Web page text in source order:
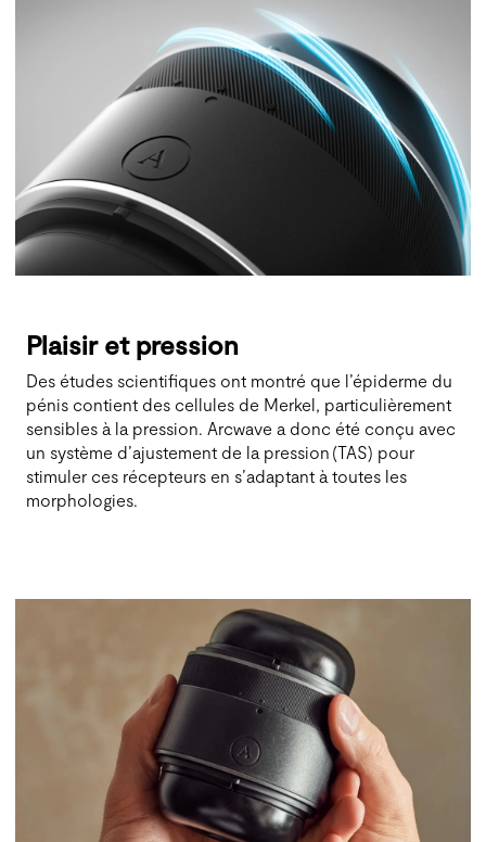
Plaisir et pression
Des études scientifiques ont montré que l’épiderme du
pénis contient des cellules de Merkel, particulièrement
sensibles à la pression. Arcwave a donc été conçu avec
un système d’ajustement de la pression (TAS) pour
stimuler ces récepteurs en s’adaptant à toutes les
morphologies.